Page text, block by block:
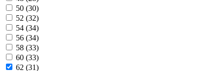
50 (30)
52 (32)
54 (34)
56 (34)
58 (33)
60 (33)
62 (31)